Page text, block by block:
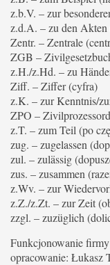
z.b.V. – zur
z.d.A. – zu den Akten
Zentr. – Zentrale
ZGB –
z.H./z.Hd. – zu
Ziff. – Ziffer (cyfra)
z.K. – zur Kenntnis/
ZPO –
z.T. – zum Teil (po
zug. – zugelassen
zul. – zulässig
zus. – zusammen
z.Wv. – zur
z.Z./z.Zt. – zur Zeit
zzgl. – zuzüglich
Funkcjonowanie
opracowanie: Łukasz